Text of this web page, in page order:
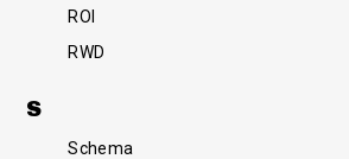
ROI
RWD
S
Schema